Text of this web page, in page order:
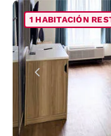
1 HABITACIÓN